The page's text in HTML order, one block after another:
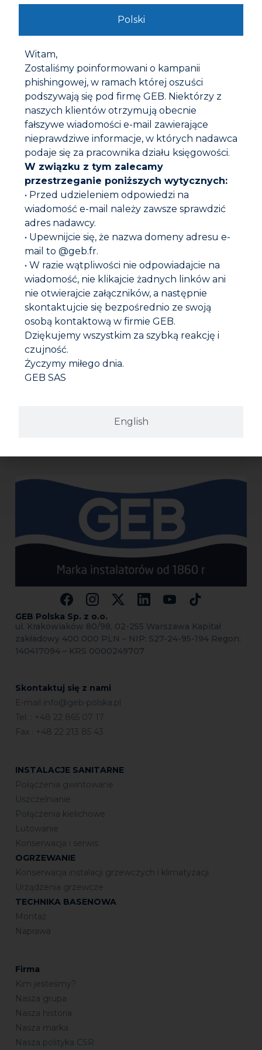
Zastosowanie
Cechy charakterystyczne
Komponenty
Etykiety i certyfikaty
Instrukcja obsługi
Przygotowanie :
Połączenia gwintowe powinny być czyste, suche i
odtłuszczone.
Instrukcje:
Pokryć element zewnętrzny i wewnętrzny pastą do
połączeń najlepiej dopasowaną do warunków
zastosowania (rodzaj i temperatura cieczy, rodzaj
połączenia, stan gwintów).
Należy wygładzić pakuły palcem przed
Dokumentacja do pobrania
Karta bezpieczeństwa
GEB Polska Sp. z o.o.
ul. Krakowiaków 80/98, 02-255 Warszawa Kapitał
zakładowy 400 000 PLN – NIP: 527-24-95-194 Regon:
140417094 – KRS 0000249707
INSTALACJE SANITARNE
Połączenia gwintowane
Uszczelnianie
Połączenia kielichowe
Lutowanie
Konserwacja i serwis
OGRZEWANIE
Konserwacja instalacji grzewczych i klimatyzacji
Urządzenia grzewcze
TECHNIKA BASENOWA
Montaż
Naprawa
Firma
Kim jesteśmy?
Nasza grupa
Nasza historia
Nasza marka
Nasza polityka CSR
Skontaktuj się z nami
E-mail info@geb-polska.pl
Tel. : +48 22 865 07 17
Fax : +48 22 213 85 43
Polski
English
Witam,
Zostaliśmy poinformowani o kampanii
phishingowej, w ramach której oszuści
podszywają się pod firmę GEB. Niektórzy z
naszych klientów otrzymują obecnie
fałszywe wiadomości e-mail zawierające
nieprawdziwe informacje, w których nadawca
podaje się za pracownika działu księgowości.
W związku z tym zalecamy
przestrzeganie poniższych wytycznych:
• Przed udzieleniem odpowiedzi na
wiadomość e-mail należy zawsze sprawdzić
adres nadawcy.
• Upewnijcie się, że nazwa domeny adresu e-
mail to @geb.fr.
• W razie wątpliwości nie odpowiadajcie na
wiadomość, nie klikajcie żadnych linków ani
nie otwierajcie załączników, a następnie
skontaktujcie się bezpośrednio ze swoją
osobą kontaktową w firmie GEB.
Dziękujemy wszystkim za szybką reakcję i
czujność.
Życzymy miłego dnia.
GEB SAS